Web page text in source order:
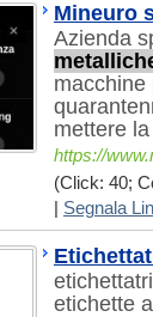
Mineuro
Azienda
macchine
mettere
https://
(Click: 40;
Segnala
etichette